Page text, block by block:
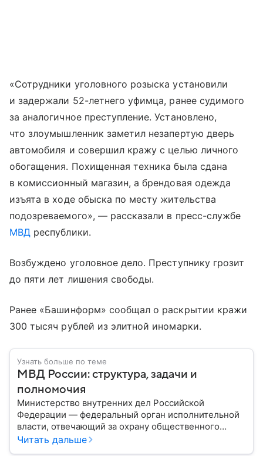
«Сотрудники уголовного розыска установили
и задержали 52-летнего уфимца, ранее судимого
за аналогичное преступление. Установлено,
что злоумышленник заметил незапертую дверь
автомобиля и совершил кражу с целью личного
обогащения. Похищенная техника была сдана
в комиссионный магазин, а брендовая одежда
изъята в ходе обыска по месту жительства
подозреваемого», — рассказали в пресс-службе
МВД республики.
Возбуждено уголовное дело. Преступнику грозит
до пяти лет лишения свободы.
Ранее «Башинформ» сообщал о раскрытии кражи
300 тысяч рублей из элитной иномарки.
Узнать больше по теме
МВД России: структура, задачи и
полномочия
Министерство внутренних дел Российской
Федерации — федеральный орган исполнительной
власти, отвечающий за охрану общественного
порядка, борьбу с преступностью, обеспечение
Читать дальше